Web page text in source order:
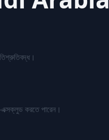
এক্সক্লুড করতে পারেন।